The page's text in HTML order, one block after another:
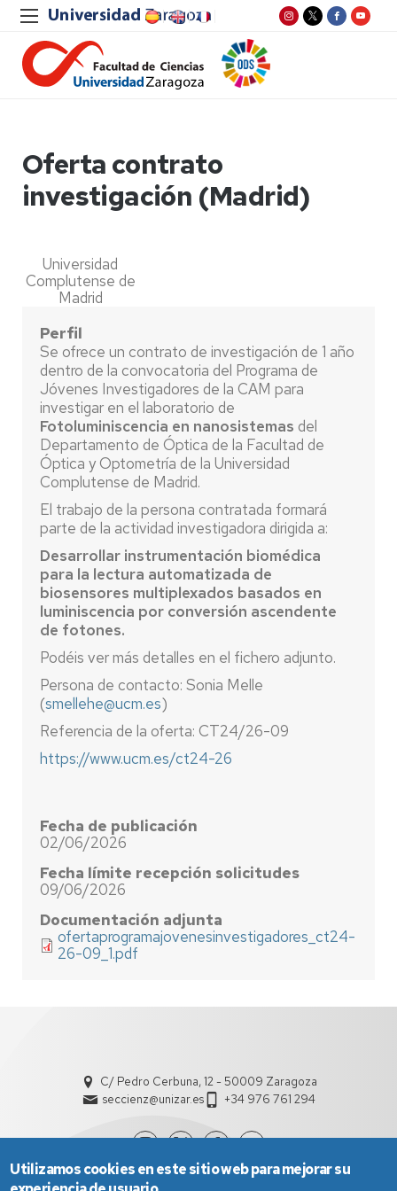
Oferta contrato
investigación (Madrid)
Universidad
Complutense de
Madrid
Perfil
Se ofrece un contrato de investigación de 1 año
dentro de la convocatoria del Programa de
Jóvenes Investigadores de la CAM para
investigar en el laboratorio de
Fotoluminiscencia en nanosistemas del
Departamento de Óptica de la Facultad de
Óptica y Optometría de la Universidad
Complutense de Madrid.
El trabajo de la persona contratada formará
parte de la actividad investigadora dirigida a:
Desarrollar instrumentación biomédica
para la lectura automatizada de
biosensores multiplexados basados en
luminiscencia por conversión ascendente
de fotones.
Podéis ver más detalles en el fichero adjunto.
Persona de contacto: Sonia Melle
(smellehe@ucm.es)
Referencia de la oferta: CT24/26-09
https://www.ucm.es/ct24-26
Fecha de publicación
02/06/2026
Fecha límite recepción solicitudes
09/06/2026
Documentación adjunta
ofertaprogramajovenesinvestigadores_ct24-
26-09_1.pdf
C/ Pedro Cerbuna, 12 - 50009 Zaragoza
seccienz@unizar.es
+34 976 761 294
Utilizamos cookies en este sitio web para mejorar su